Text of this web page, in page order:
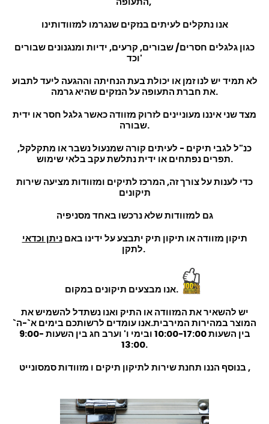
אנו נתקלים לעיתים בנזקים שנגרמו למזוודותינו
כגון גלגלים חסרים/ שבורים, קרעים, ידיות ומנגנונים שבורים
וכד'
לא תמיד יש לנו זמן או יכולת בעת הנחיתה וההגעה ליעד לתבוע
את חברת התעופה על הנזקים שהיא גרמה.
מצד שני איננו מעוניינים לזרוק מזוודה כאשר גלגל חסר או ידית
שבורה.
כנ"ל לגבי תיקים - לעיתים קורה שמנעול נשבר או מתקלקל,
תפרים נפתחים או ידית נתלשת עקב בלאי שימוש.
כדי לענות על צורך זה, המרכז לתיקים ומזוודות מציעה שירות
תיקונים
גם למזוודות שלא נרכשו באחד מסניפיה
תיקון מזוודה או תיקון תיק יתבצע על ידינו באםניתן וכדאי
לתקן.
אנו מבצעים תיקונים במקום.
יש להשאיר את המזוודה או התיק ואנו נשתדל להשמיש את
המוצר במהירות המירבית.אנו עומדים לרשותכם בימים א`-ה`
בין השעות 10:00-17:00 ובימי ו' וערב חג בין השעות 9:00-
13:00.
בנוסף הננו תחנת שירות לתיקון תיקים ו מזוודות סמסונייט ,